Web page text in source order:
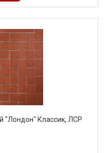
"Лондон" Классик, ЛСР